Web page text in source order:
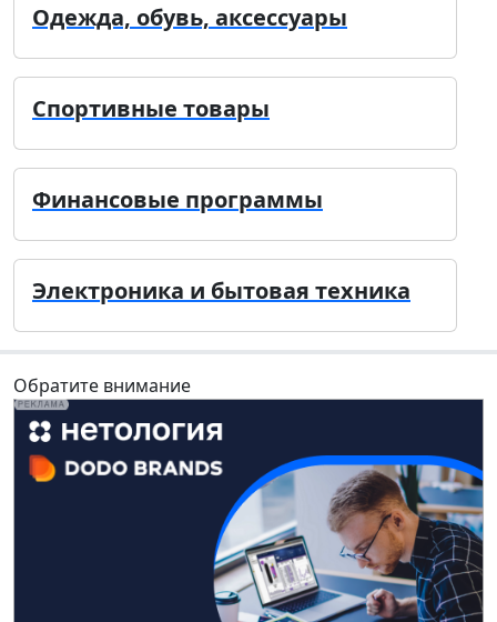
Одежда, обувь, аксессуары
Спортивные товары
Финансовые программы
Электроника и бытовая техника
Обратите внимание